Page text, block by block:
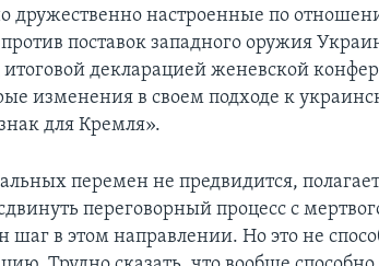
дружественно настроенные по
поставок западного оружия
итоговой декларацией женевской
изменения в своем подходе к
для Кремля».
перемен не предвидится,
переговорный процесс с
в этом направлении. Но это не